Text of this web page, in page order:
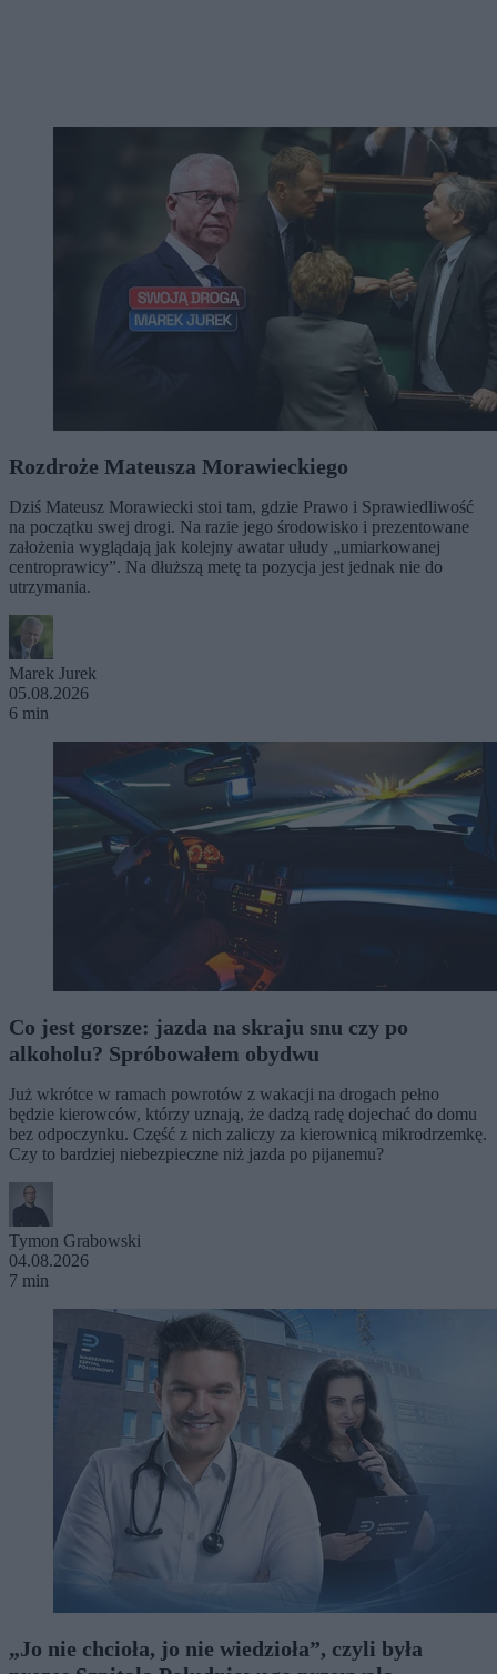
Rozdroże Mateusza Morawieckiego
Dziś Mateusz Morawiecki stoi tam, gdzie Prawo i Sprawiedliwość
na początku swej drogi. Na razie jego środowisko i prezentowane
założenia wyglądają jak kolejny awatar ułudy „umiarkowanej
centroprawicy”. Na dłuższą metę ta pozycja jest jednak nie do
utrzymania.
Marek Jurek
05.08.2026
6 min
Co jest gorsze: jazda na skraju snu czy po
alkoholu? Spróbowałem obydwu
Już wkrótce w ramach powrotów z wakacji na drogach pełno
będzie kierowców, którzy uznają, że dadzą radę dojechać do domu
bez odpoczynku. Część z nich zaliczy za kierownicą mikrodrzemkę.
Czy to bardziej niebezpieczne niż jazda po pijanemu?
Tymon Grabowski
04.08.2026
7 min
„Jo nie chcioła, jo nie wiedzioła”, czyli była